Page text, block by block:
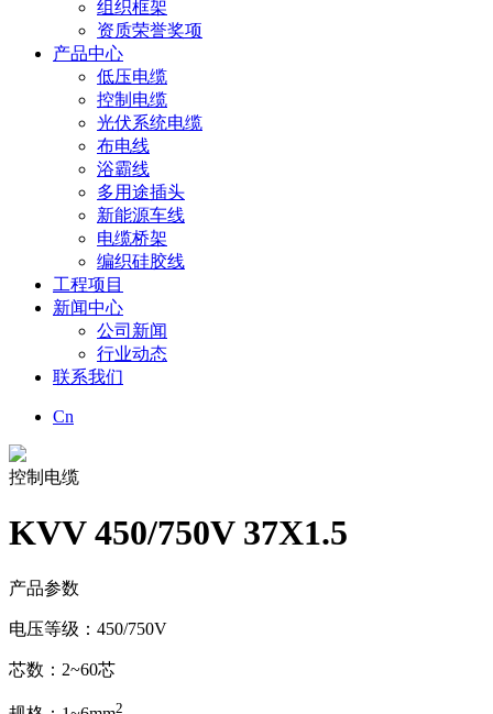
组织框架
资质荣誉奖项
产品中心
低压电缆
控制电缆
光伏系统电缆
布电线
浴霸线
多用途插头
新能源车线
电缆桥架
编织硅胶线
工程项目
新闻中心
公司新闻
行业动态
联系我们
Cn
控制电缆
KVV 450/750V 37X1.5
产品参数
电压等级：450/750V
芯数：2~60芯
2